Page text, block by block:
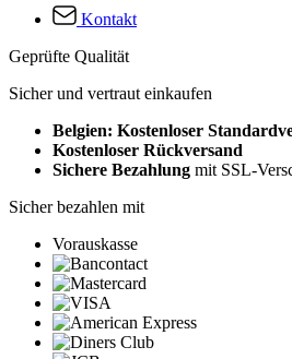
Kontakt
Geprüfte Qualität
Sicher und vertraut einkaufen
Belgien: Kostenloser
Kostenloser Rückversand
Sichere Bezahlung mit SSL-
Sicher bezahlen mit
Vorauskasse